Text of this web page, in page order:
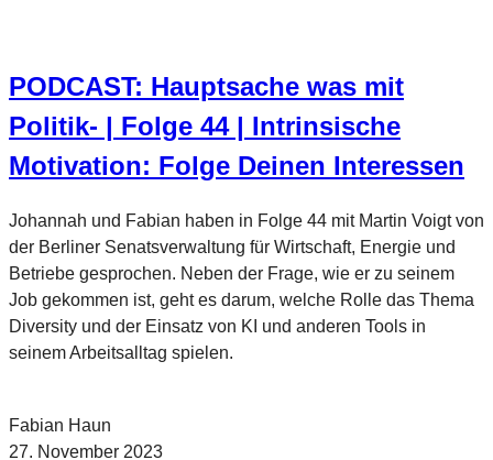
PODCAST: Hauptsache was mit
Politik- | Folge 44 | Intrinsische
Motivation: Folge Deinen Interessen
Johannah und Fabian haben in Folge 44 mit Martin Voigt von
der Berliner Senatsverwaltung für Wirtschaft, Energie und
Betriebe gesprochen. Neben der Frage, wie er zu seinem
Job gekommen ist, geht es darum, welche Rolle das Thema
Diversity und der Einsatz von KI und anderen Tools in
seinem Arbeitsalltag spielen.
Fabian Haun
27. November 2023